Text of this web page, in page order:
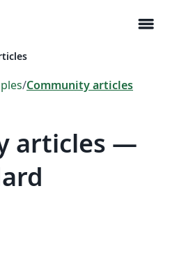
menu
/Community articles
articles —